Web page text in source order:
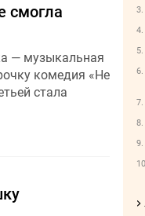
смогла
— музыкальная
комедия «Не
стала